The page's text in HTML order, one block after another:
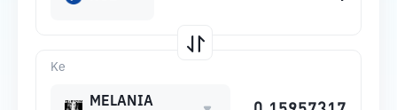
Ke
MELANIA